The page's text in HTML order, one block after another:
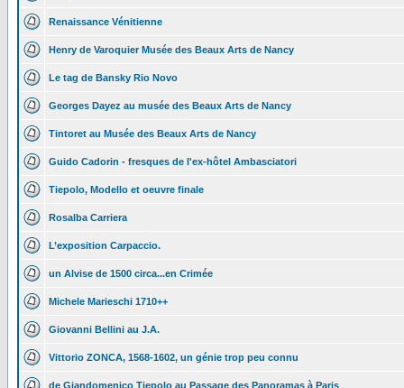
Renaissance Vénitienne
Henry de Varoquier Musée des Beaux Arts de Nancy
Le tag de Bansky Rio Novo
Georges Dayez au musée des Beaux Arts de Nancy
Tintoret au Musée des Beaux Arts de Nancy
Guido Cadorin - fresques de l'ex-hôtel Ambasciatori
Tiepolo, Modello et oeuvre finale
Rosalba Carriera
L’exposition Carpaccio.
un Alvise de 1500 circa...en Crimée
Michele Marieschi 1710++
Giovanni Bellini au J.A.
Vittorio ZONCA, 1568-1602, un génie trop peu connu
de Giandomenico Tiepolo au Passage des Panoramas à Paris